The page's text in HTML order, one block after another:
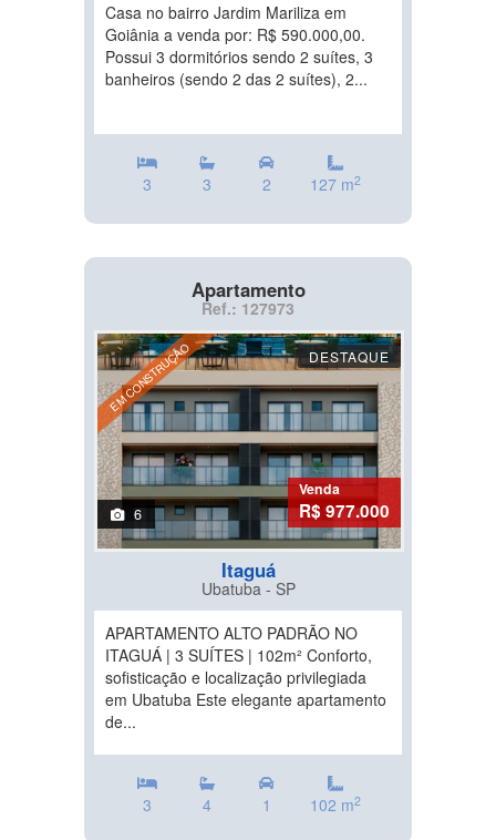
Casa no bairro Jardim Mariliza em
Goiânia a venda por: R$ 590.000,00.
Possui 3 dormitórios sendo 2 suítes, 3
banheiros (sendo 2 das 2 suítes), 2...
3 3 2 127 m2
Apartamento
Ref.: 127973
EM CONSTRUÇÃO DESTAQUE
6
Venda
R$ 977.000
Itaguá
Ubatuba - SP
APARTAMENTO ALTO PADRÃO NO
ITAGUÁ | 3 SUÍTES | 102m² Conforto,
sofisticação e localização privilegiada
em Ubatuba Este elegante apartamento
de...
3 4 1 102 m2